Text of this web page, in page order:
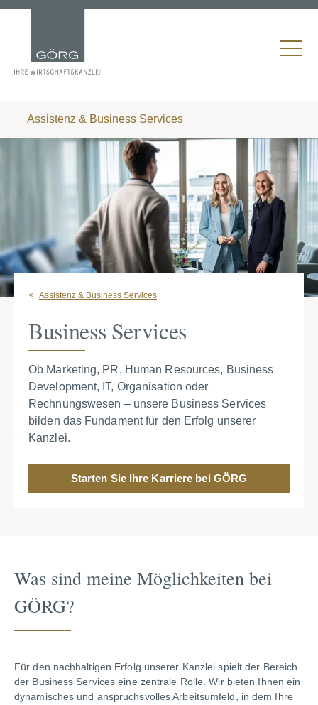
Assistenz & Business Services
Assistenz & Business Services
Business Services
Ob Marketing, PR, Human Resources, Business
Development, IT, Organisation oder
Rechnungswesen – unsere Business Services
bilden das Fundament für den Erfolg unserer
Kanzlei.
Starten Sie Ihre Karriere bei GÖRG
Was sind meine Möglich­keiten bei
GÖRG?
Für den nachhaltigen Erfolg unserer Kanzlei spielt der Bereich
der Business Services eine zentrale Rolle.Wir bieten Ihnen ein
dynamisches und anspruchsvolles Arbeitsumfeld, in dem Ihre